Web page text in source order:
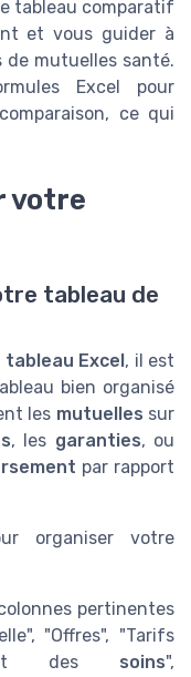
tableau comparatif
et vous guider à
de mutuelles santé.
Excel pour
ce qui
votre
tableau de
tableau Excel , il est
bien organisé
les mutuelles sur
, les garanties, ou
par rapport
organiser votre
pertinentes
"Offres", "Tarifs
des soins",